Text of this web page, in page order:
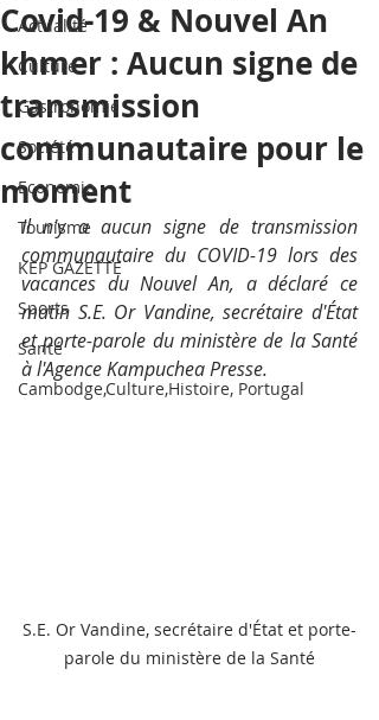
Actualité
Culture
Gastronomie
Société
Economie
Tourisme
KEP GAZETTE
Sports
Santé
Cambodge,Culture,Histoire, Portugal
Covid-19 & Nouvel An
khmer : Aucun signe de
transmission
communautaire pour le
moment
Il n'y a aucun signe de transmission
communautaire du COVID-19 lors des
vacances du Nouvel An, a déclaré ce
matin S.E. Or Vandine, secrétaire d'État
et porte-parole du ministère de la Santé
à l'Agence Kampuchea Presse.
S.E. Or Vandine, secrétaire d'État et porte-
parole du ministère de la Santé